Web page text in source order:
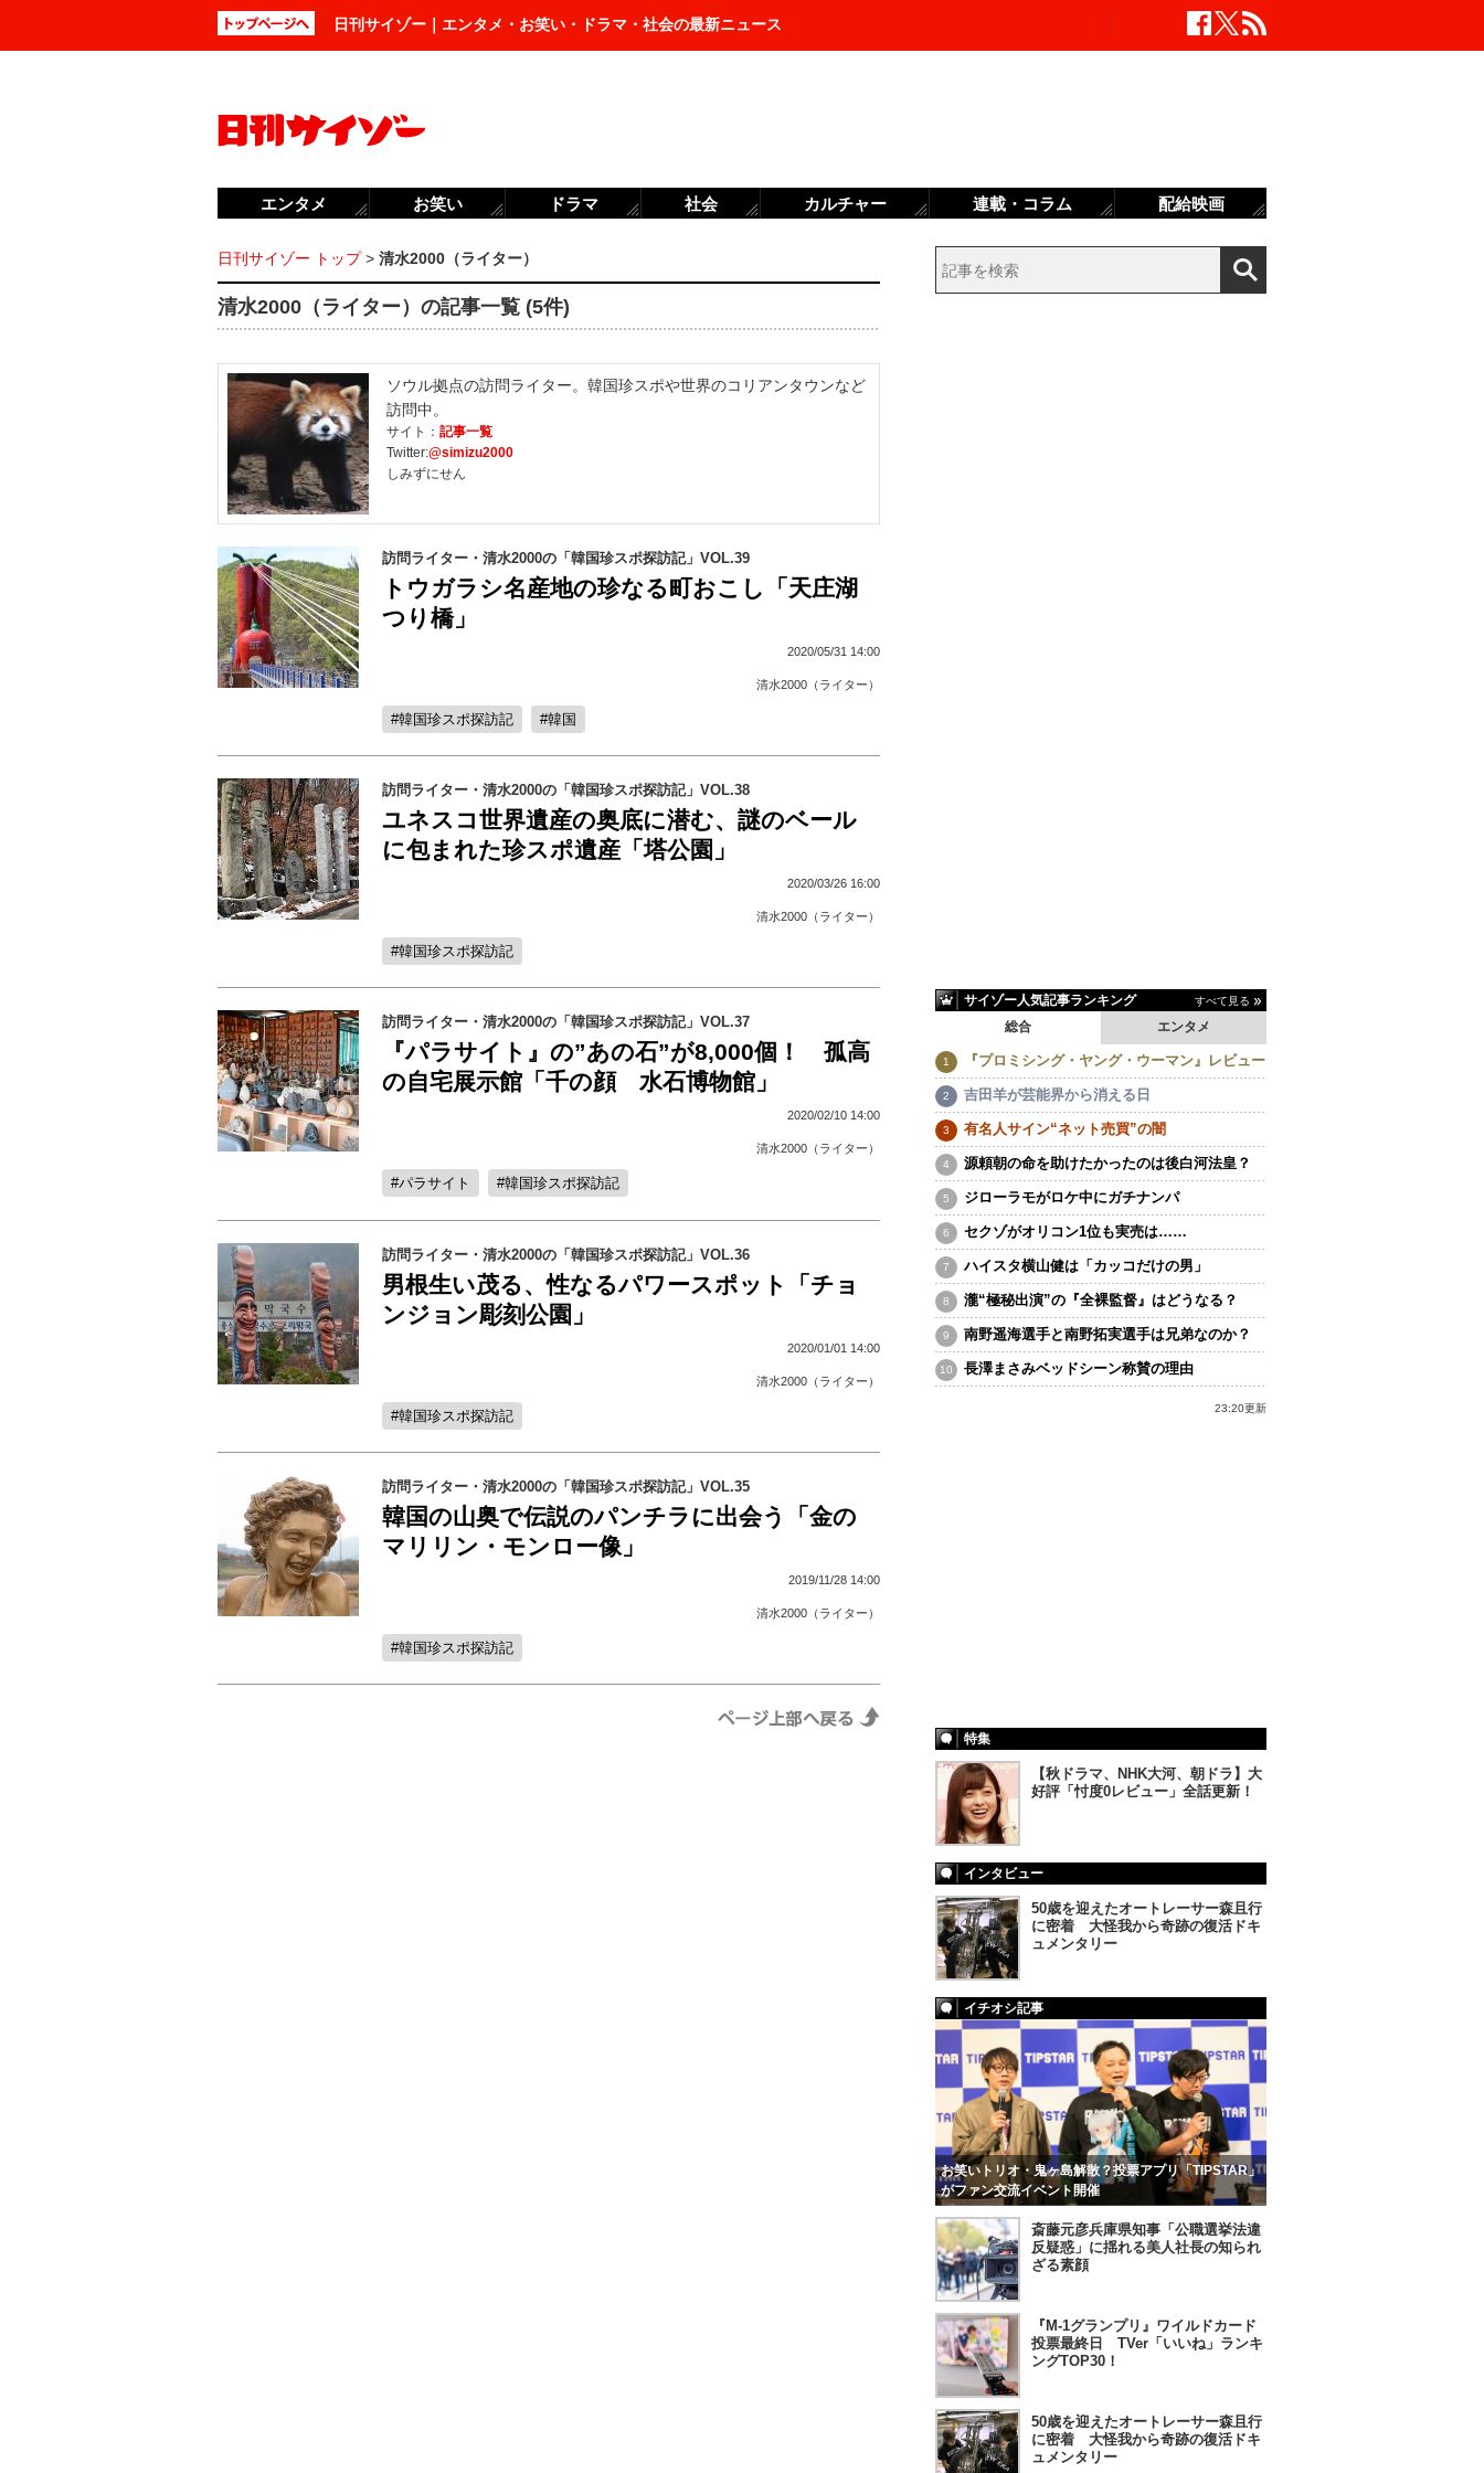
日刊サイゾー｜エンタメ・お笑い・ドラマ・社会の最新ニュース
日刊サイゾー トップ> 清水2000（ライター）
清水2000（ライター）の記事一覧 (5件)
ソウル拠点の訪問ライター。韓国珍スポや世界のコリアンタウンなど
訪問中。
サイト： 記事一覧
Twitter:@simizu2000
しみずにせん
訪問ライター・清水2000の「韓国珍スポ探訪記」VOL.39
トウガラシ名産地の珍なる町おこし「天庄湖
つり橋」
2020/05/31 14:00
清水2000（ライター）
韓国珍スポ探訪記 韓国
訪問ライター・清水2000の「韓国珍スポ探訪記」VOL.38
ユネスコ世界遺産の奥底に潜む、謎のベール
に包まれた珍スポ遺産「塔公園」
2020/03/26 16:00
清水2000（ライター）
韓国珍スポ探訪記
訪問ライター・清水2000の「韓国珍スポ探訪記」VOL.37
『パラサイト』の”あの石”が8,000個！ 孤高
の自宅展示館「千の顔 水石博物館」
2020/02/10 14:00
清水2000（ライター）
パラサイト 韓国珍スポ探訪記
訪問ライター・清水2000の「韓国珍スポ探訪記」VOL.36
男根生い茂る、性なるパワースポット「チョ
ンジョン彫刻公園」
2020/01/01 14:00
清水2000（ライター）
韓国珍スポ探訪記
訪問ライター・清水2000の「韓国珍スポ探訪記」VOL.35
韓国の山奥で伝説のパンチラに出会う「金の
マリリン・モンロー像」
2019/11/28 14:00
清水2000（ライター）
韓国珍スポ探訪記
サイゾー人気記事ランキング すべて見る
エンタメ
総合
『プロミシング・ヤング・ウーマン』レビュー
吉田羊が芸能界から消える日
有名人サイン“ネット売買”の闇
源頼朝の命を助けたかったのは後白河法皇？
ジローラモがロケ中にガチナンパ
セクゾがオリコン1位も実売は……
ハイスタ横山健は「カッコだけの男」
瀧“極秘出演”の『全裸監督』はどうなる？
南野遥海選手と南野拓実選手は兄弟なのか？
長澤まさみベッドシーン称賛の理由
23:20更新
特集
【秋ドラマ、NHK大河、朝ドラ】大
好評「忖度0レビュー」全話更新！
インタビュー
50歳を迎えたオートレーサー森且行
に密着 大怪我から奇跡の復活ドキ
ュメンタリー
イチオシ記事
お笑いトリオ・鬼ヶ島解散？投票アプリ「TIPSTAR」
がファン交流イベント開催
斎藤元彦兵庫県知事「公職選挙法違
反疑惑」に揺れる美人社長の知られ
ざる素顔
『M-1グランプリ』ワイルドカード
投票最終日 TVer「いいね」ランキ
ングTOP30！
50歳を迎えたオートレーサー森且行
に密着 大怪我から奇跡の復活ドキ
ュメンタリー
エンタメ お笑い ドラマ 社会 カルチャー 連載・コラム 配給映画